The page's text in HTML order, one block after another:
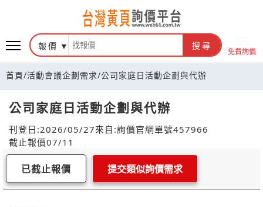
報價 搜尋
免費詢價
首頁/活動會議企劃需求/公司家庭日活動企劃與代辦
公司家庭日活動企劃與代辦
刊登日:2026/05/27來自:詢價官網單號457966
截止報價07/11
已截止報價 提交類似詢價需求